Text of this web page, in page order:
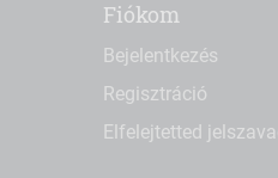
Fiókom
Bejelentkezés
Regisztráció
Elfelejtetted